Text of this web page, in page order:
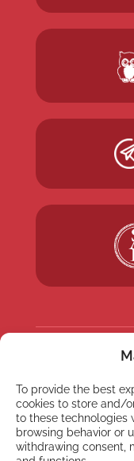
To provide the best
cookies to store and/
to these technologies
browsing behavior or
withdrawing consent,